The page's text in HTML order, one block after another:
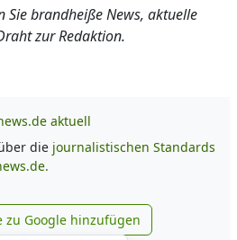
Sie brandheiße News, aktuelle
zur Redaktion.
aktuell
die journalistischen Standards
news.de zu Google
zu Google hinzufügen